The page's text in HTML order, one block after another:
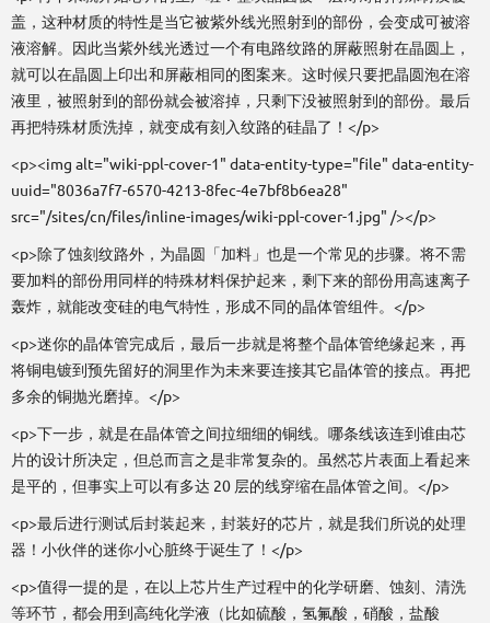
盖，这种材质的特性是当它被紫外线光照射到的部份，会变成可被溶
液溶解。因此当紫外线光透过一个有电路纹路的屏蔽照射在晶圆上，
就可以在晶圆上印出和屏蔽相同的图案来。这时候只要把晶圆泡在溶
液里，被照射到的部份就会被溶掉，只剩下没被照射到的部份。最后
再把特殊材质洗掉，就变成有刻入纹路的硅晶了！</p>
<p><img alt="wiki-ppl-cover-1" data-entity-type="file" data-entity-
uuid="8036a7f7-6570-4213-8fec-4e7bf8b6ea28"
src="/sites/cn/files/inline-images/wiki-ppl-cover-1.jpg" /></p>
<p>除了蚀刻纹路外，为晶圆「加料」也是一个常见的步骤。将不需
要加料的部份用同样的特殊材料保护起来，剩下来的部份用高速离子
轰炸，就能改变硅的电气特性，形成不同的晶体管组件。</p>
<p>迷你的晶体管完成后，最后一步就是将整个晶体管绝缘起来，再
将铜电镀到预先留好的洞里作为未来要连接其它晶体管的接点。再把
多余的铜抛光磨掉。</p>
<p>下一步，就是在晶体管之间拉细细的铜线。哪条线该连到谁由芯
片的设计所决定，但总而言之是非常复杂的。虽然芯片表面上看起来
是平的，但事实上可以有多达 20 层的线穿缩在晶体管之间。</p>
<p>最后进行测试后封装起来，封装好的芯片，就是我们所说的处理
器！小伙伴的迷你小心脏终于诞生了！</p>
<p>值得一提的是，在以上芯片生产过程中的化学研磨、蚀刻、清洗
等环节，都会用到高纯化学液（比如硫酸，氢氟酸，硝酸，盐酸